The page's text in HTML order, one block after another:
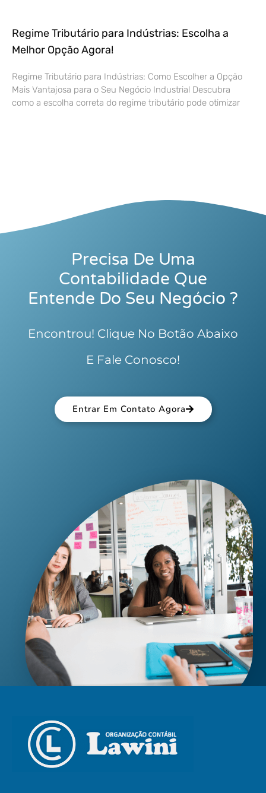
Regime Tributário para Indústrias: Escolha a
Melhor Opção Agora!
Regime Tributário para Indústrias: Como Escolher a Opção
Mais Vantajosa para o Seu Negócio Industrial Descubra
como a escolha correta do regime tributário pode otimizar
Precisa De Uma
Contabilidade Que
Entende Do Seu Negócio ?
Encontrou! Clique No Botão Abaixo
E Fale Conosco!
Entrar Em Contato Agora